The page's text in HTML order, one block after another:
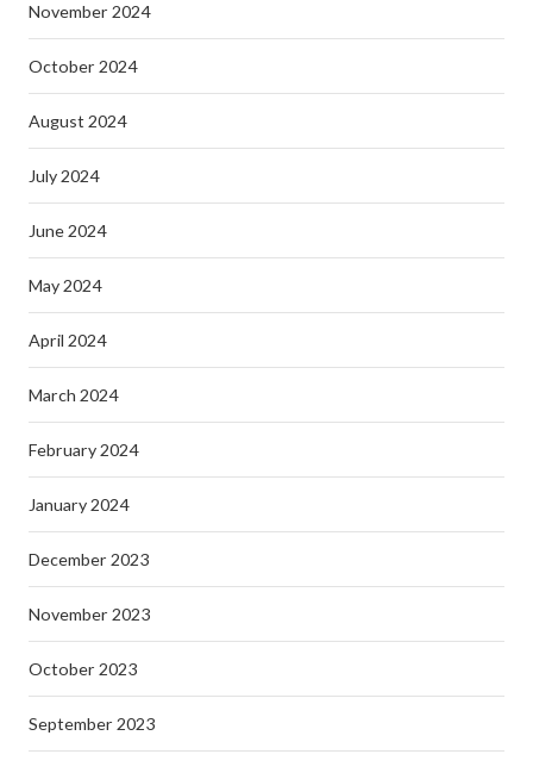
November 2024
October 2024
August 2024
July 2024
June 2024
May 2024
April 2024
March 2024
February 2024
January 2024
December 2023
November 2023
October 2023
September 2023